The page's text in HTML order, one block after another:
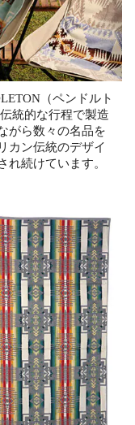
（ペンドルト
統的な行程で製造
がら数々の名品を
カン伝統のデザイ
れ続けています。